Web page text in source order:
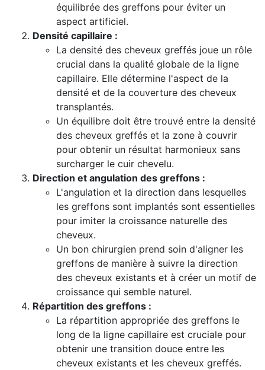
équilibrée des greffons pour éviter un
aspect artificiel.
Densité capillaire :
La densité des cheveux greffés joue un rôle
crucial dans la qualité globale de la ligne
capillaire. Elle détermine l'aspect de la
densité et de la couverture des cheveux
transplantés.
Un équilibre doit être trouvé entre la densité
des cheveux greffés et la zone à couvrir
pour obtenir un résultat harmonieux sans
surcharger le cuir chevelu.
Direction et angulation des greffons :
L'angulation et la direction dans lesquelles
les greffons sont implantés sont essentielles
pour imiter la croissance naturelle des
cheveux.
Un bon chirurgien prend soin d'aligner les
greffons de manière à suivre la direction
des cheveux existants et à créer un motif de
croissance qui semble naturel.
Répartition des greffons :
La répartition appropriée des greffons le
long de la ligne capillaire est cruciale pour
obtenir une transition douce entre les
cheveux existants et les cheveux greffés.